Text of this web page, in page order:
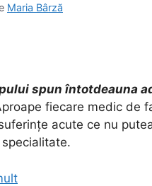
Maria Bârză
spun întotdeauna
fiecare medic de
acute ce nu